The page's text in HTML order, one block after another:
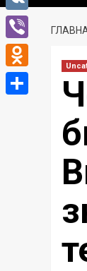
VK
Viber
Odnoklassniki